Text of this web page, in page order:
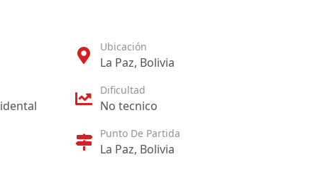
Ubicación
La Paz, Bolivia
Dificultad
No tecnico
Punto De Partida
La Paz, Bolivia